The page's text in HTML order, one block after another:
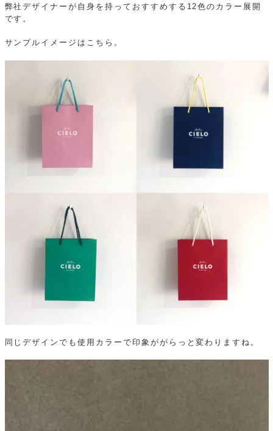
弊社デザイナーが自身を持っておすすめする12色のカラー展開
です。
サンプルイメージはこちら。
同じデザインでも使用カラーで印象ががらっと変わりますね。